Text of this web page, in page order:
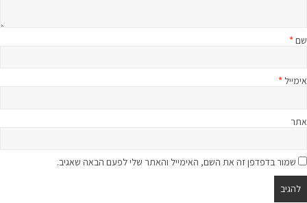
שם*
אימייל *
אתר
שמור בדפדפן זה את השם, האימייל והאתר שלי לפעם הבאה שאגיב.